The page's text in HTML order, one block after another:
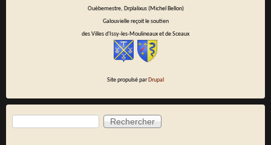
Ouèbemestre, Drplalixus (Michel Bellon)
Galouvielle reçoit le soutien
des Villes d'Issy-les-Moulineaux et de Sceaux
Site propulsé parDrupal
Formulaire de recherche
Rechercher